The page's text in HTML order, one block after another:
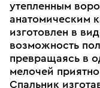
утепленным
анатомическим
изготовлен в
возможность
превращаясь в
мелочей
Спальник